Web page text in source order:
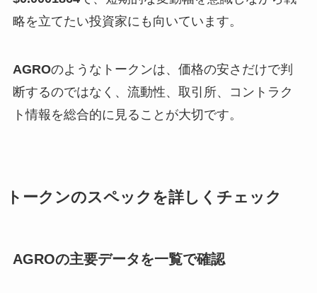
略を立てたい投資家にも向いています。
AGROのようなトークンは、価格の安さだけで判
断するのではなく、流動性、取引所、コントラク
ト情報を総合的に見ることが大切です。
トークンのスペックを詳しくチェック
AGROの主要データを一覧で確認